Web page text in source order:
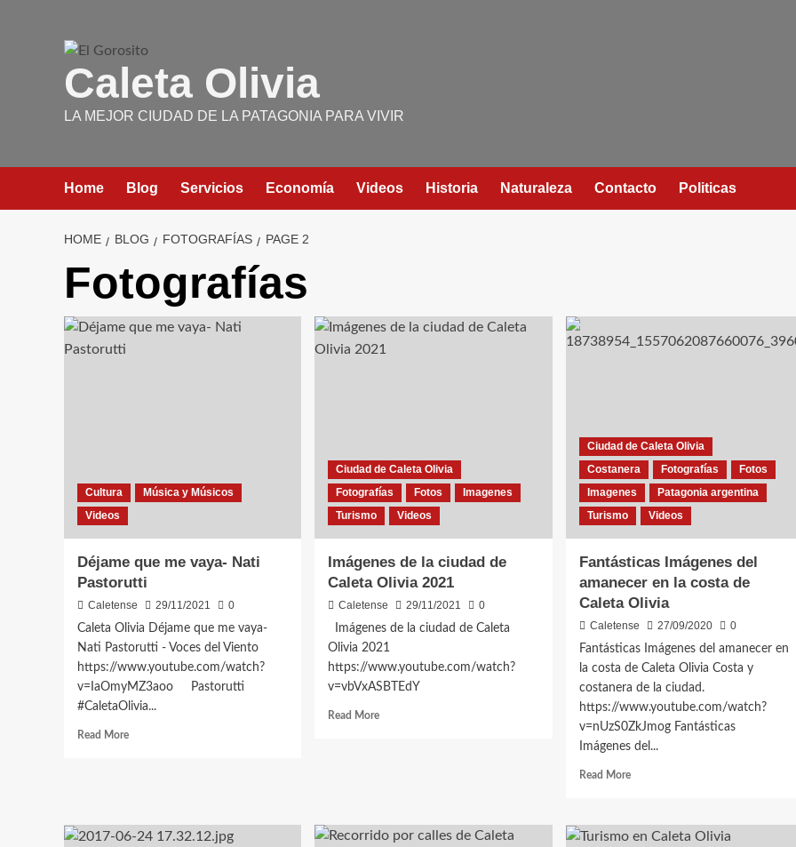
Caleta Olivia
LA MEJOR CIUDAD DE LA PATAGONIA PARA VIVIR
Home Blog Servicios Economía Videos Historia Naturaleza Contacto Politicas
HOME BLOG FOTOGRAFÍAS PAGE 2
Fotografías
Cultura
Música y Músicos
Videos
Déjame que me vaya- Nati
Pastorutti
Caletense 29/11/2021
0
Caleta Olivia Déjame que me vaya-
Nati Pastorutti - Voces del Viento
https://www.youtube.com/watch?
v=IaOmyMZ3aoo Pastorutti
#CaletaOlivia...
Read MoreRead
vaya-
Ciudad de Caleta Olivia
Fotografías
Fotos
Imagenes
Turismo
Videos
Imágenes de la ciudad de
Caleta Olivia 2021
Caletense 29/11/2021
0
Imágenes de la ciudad de Caleta
Olivia 2021
https://www.youtube.com/watch?
v=vbVxASBTEdY
Read MoreRead
de
Ciudad de Caleta Olivia
Costanera
Fotografías
Fotos
Imagenes
Patagonia argentina
Turismo
Videos
Fantásticas Imágenes del
amanecer en la costa de
Caleta Olivia
Caletense 27/09/2020
0
Fantásticas Imágenes del amanecer en
la costa de Caleta Olivia Costa y
costanera de la ciudad.
https://www.youtube.com/watch?
v=nUzS0ZkJmog Fantásticas
Imágenes del...
Read MoreRead
Fantásticas
Imágenes